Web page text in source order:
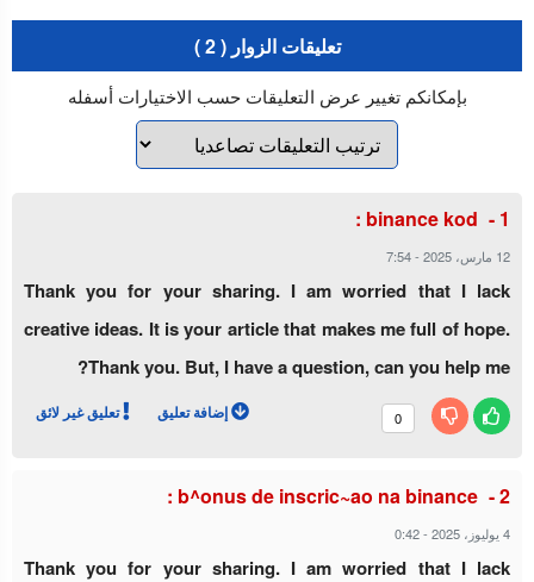
تعليقات الزوار ( 2 )
بإمكانكم تغيير عرض التعليقات حسب الاختيارات أسفله
binance kod
:
12 مارس، 2025 -
7:54
Thank you for your sharing. I am worried that I lack
creative ideas. It is your article that makes me full of hope.
Thank you. But, I have a question, can you help me?
0 إضافة تعليق تعليق غير لائق
b^onus de inscric~ao na binance
:
4 يوليوز، 2025 -
0:42
Thank you for your sharing. I am worried that I lack